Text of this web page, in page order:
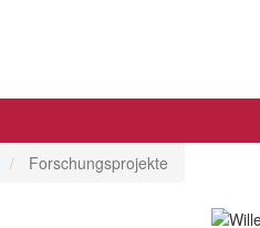
Forschungsprojekte